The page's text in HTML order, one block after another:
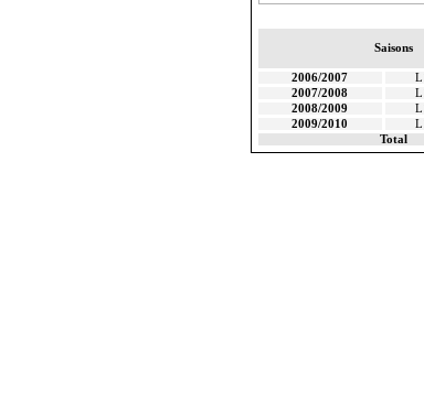
Saisons
2006/2007
2007/2008
2008/2009
2009/2010
Total